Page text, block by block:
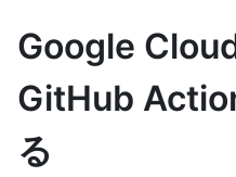
Google
GitHub
る